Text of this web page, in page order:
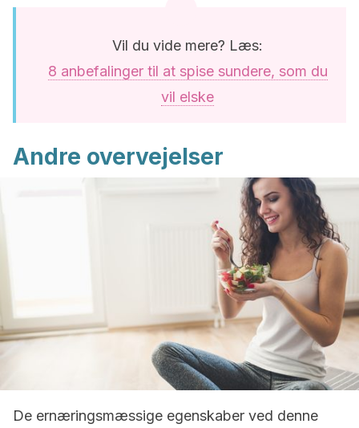
Vil du vide mere? Læs:
8 anbefalinger til at spise sundere, som du
vil elske
Andre overvejelser
De ernæringsmæssige egenskaber ved denne